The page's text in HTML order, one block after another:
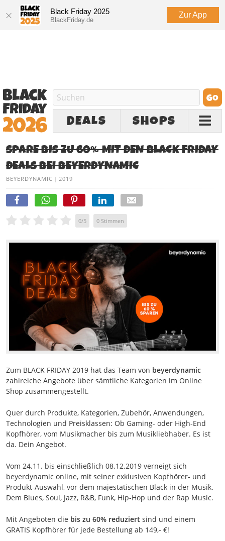
Black Friday 2025
BlackFriday.de
Zur App
DEALS SHOPS
SPARE BIS ZU 60% MIT DEN BLACK FRIDAY
DEALS BEI BEYERDYNAMIC
BEYERDYNAMIC | 2019
0/5 0 Stimmen
Zum BLACK FRIDAY 2019 hat das Team von beyerdynamic
zahlreiche Angebote über sämtliche Kategorien im Online
Shop zusammengestellt.
Quer durch Produkte, Kategorien, Zubehör, Anwendungen,
Technologien und Preisklassen: Ob Gaming- oder High-End
Kopfhörer, vom Musikmacher bis zum Musikliebhaber. Es ist
da. Dein Angebot.
Vom 24.11. bis einschließlich 08.12.2019 verneigt sich
beyerdynamic online, mit seiner exklusiven Kopfhörer- und
Produkt-Auswahl, vor dem majestätischen Black in der Musik.
Dem Blues, Soul, Jazz, R&B, Funk, Hip-Hop und der Rap Music.
Mit Angeboten die bis zu 60% reduziert sind und einem
GRATIS Kopfhörer für jede Bestellung ab 149,- €!